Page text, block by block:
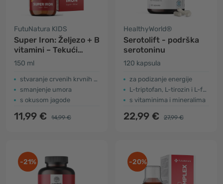
FutuNatura KIDS
Super Iron: Željezo + B
vitamini – Tekući
dodatak prehrani za
150 ml
stvaranje crvenih krvnih stanica i hemoglobina
smanjenje umora
s okusom jagode
11,99 € 14,99 €
HealthyWorld®
Serotolift - podrška
serotoninu
120 kapsula
za podizanje energije
L-triptofan, L-tirozin i L-fenilalanin
s vitaminima i mineralima
22,99 € 27,99 €
-21% -20%